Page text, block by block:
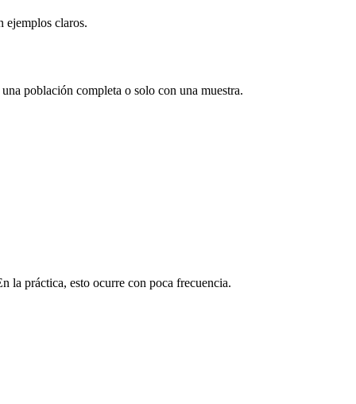
ejemplos claros.
población completa o solo con una muestra.
la práctica, esto ocurre con poca frecuencia.